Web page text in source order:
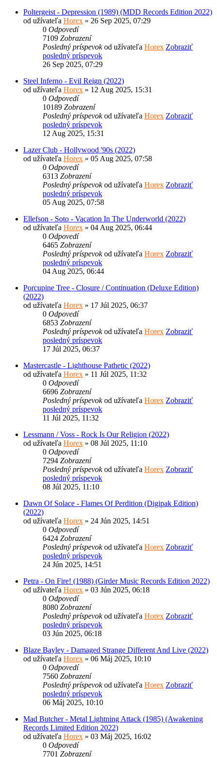
Poltergeist - Depression (1989) (MDD Records Edition 2022)
od užívateľa Horex » 26 Sep 2025, 07:29
0 Odpovedí
7109 Zobrazení
Posledný príspevokod užívateľa Horex Zobraziť
posledný príspevok
26 Sep 2025, 07:29
Steel Inferno - Evil Reign (2022)
od užívateľa Horex » 12 Aug 2025, 15:31
0 Odpovedí
10189 Zobrazení
Posledný príspevokod užívateľa Horex Zobraziť
posledný príspevok
12 Aug 2025, 15:31
Lazer Club - Hollywood '90s (2022)
od užívateľa Horex » 05 Aug 2025, 07:58
0 Odpovedí
6313 Zobrazení
Posledný príspevokod užívateľa Horex Zobraziť
posledný príspevok
05 Aug 2025, 07:58
Ellefson - Soto - Vacation In The Underworld (2022)
od užívateľa Horex » 04 Aug 2025, 06:44
0 Odpovedí
6465 Zobrazení
Posledný príspevokod užívateľa Horex Zobraziť
posledný príspevok
04 Aug 2025, 06:44
Porcupine Tree - Closure / Continuation (Deluxe Edition)
(2022)
od užívateľa Horex » 17 Júl 2025, 06:37
0 Odpovedí
6853 Zobrazení
Posledný príspevokod užívateľa Horex Zobraziť
posledný príspevok
17 Júl 2025, 06:37
Mastercastle - Lighthouse Pathetic (2022)
od užívateľa Horex » 11 Júl 2025, 11:32
0 Odpovedí
6696 Zobrazení
Posledný príspevokod užívateľa Horex Zobraziť
posledný príspevok
11 Júl 2025, 11:32
Lessmann / Voss - Rock Is Our Religion (2022)
od užívateľa Horex » 08 Júl 2025, 11:10
0 Odpovedí
7294 Zobrazení
Posledný príspevokod užívateľa Horex Zobraziť
posledný príspevok
08 Júl 2025, 11:10
Dawn Of Solace - Flames Of Perdition (Digipak Edition)
(2022)
od užívateľa Horex » 24 Jún 2025, 14:51
0 Odpovedí
6424 Zobrazení
Posledný príspevokod užívateľa Horex Zobraziť
posledný príspevok
24 Jún 2025, 14:51
Petra - On Fire! (1988) (Girder Music Records Edition 2022)
od užívateľa Horex » 03 Jún 2025, 06:18
0 Odpovedí
8080 Zobrazení
Posledný príspevokod užívateľa Horex Zobraziť
posledný príspevok
03 Jún 2025, 06:18
Blaze Bayley - Damaged Strange Different And Live (2022)
od užívateľa Horex » 06 Máj 2025, 10:10
0 Odpovedí
7560 Zobrazení
Posledný príspevokod užívateľa Horex Zobraziť
posledný príspevok
06 Máj 2025, 10:10
Mad Butcher - Metal Lightning Attack (1985) (Awakening
Records Limited Edition 2022)
od užívateľa Horex » 03 Máj 2025, 16:02
0 Odpovedí
7701 Zobrazení